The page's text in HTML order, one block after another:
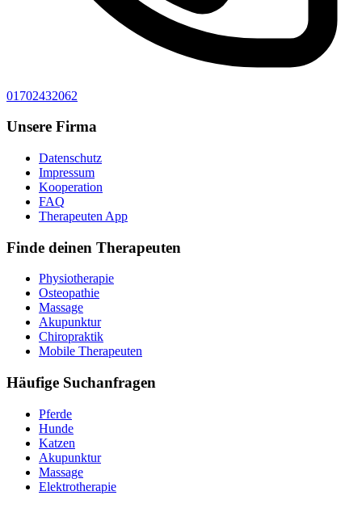
01702432062
Unsere Firma
Datenschutz
Impressum
Kooperation
FAQ
Therapeuten App
Finde deinen Therapeuten
Physiotherapie
Osteopathie
Massage
Akupunktur
Chiropraktik
Mobile Therapeuten
Häufige Suchanfragen
Pferde
Hunde
Katzen
Akupunktur
Massage
Elektrotherapie